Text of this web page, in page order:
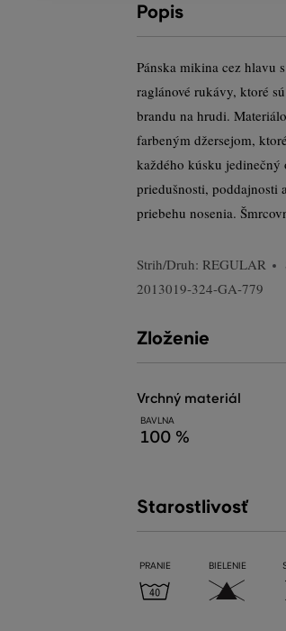
Popis
Pánska mikina cez hlavu
raglánové rukávy, ktoré
brandu na hrudi.
farbeným džersejom,
každého kúsku
priedušnosti, poddajnosti
priebehu nosenia.
Strih/Druh: REGULAR
2013019-324-GA-779
Zloženie
vrchný materiál
BAVLNA
100 %
Starostlivosť
PRANIE BIELENIE